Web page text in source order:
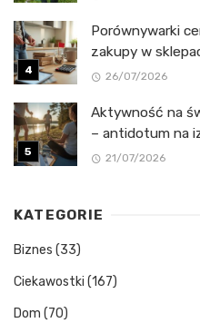
Porównywarki
zakupy w
26/07/2026
Aktywność na
– antidotum na
21/07/2026
KATEGORIE
Biznes (33)
Ciekawostki (167)
Dom (70)